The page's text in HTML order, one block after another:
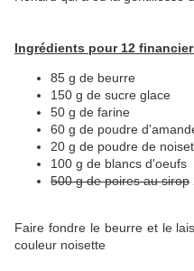
Ingrédients pour 12
85 g de beurre
150 g de sucre glace
50 g de farine
60 g de poudre
20 g de poudre de
100 g de blancs d'oeufs
500 g de poires au sirop
Faire fondre le beurre et le
couleur noisette